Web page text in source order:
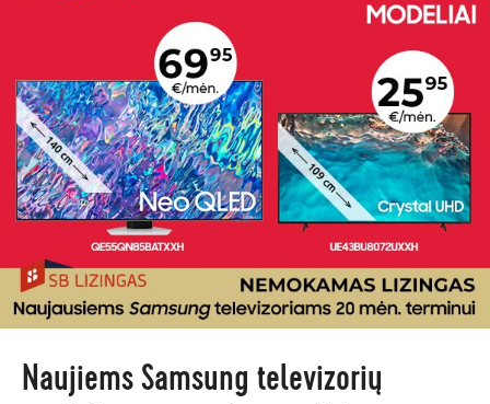
Naujiems Samsung televizorių